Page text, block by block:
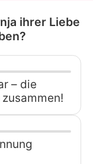
ihrer Liebe
– die